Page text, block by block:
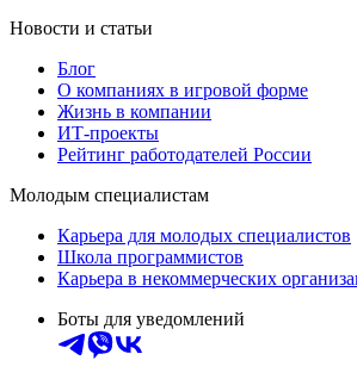
Новости и статьи
Блог
О компаниях в игровой форме
Жизнь в компании
ИТ-проекты
Рейтинг работодателей России
Молодым специалистам
Карьера для молодых специалистов
Школа программистов
Карьера в некоммерческих
Боты для уведомлений